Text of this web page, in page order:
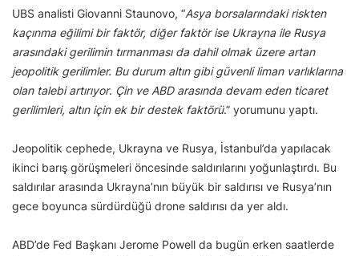
UBS analisti Giovanni Staunovo, “Asya borsalarındaki riskten
kaçınma eğilimi bir faktör, diğer faktör ise Ukrayna ile Rusya
arasındaki gerilimin tırmanması da dahil olmak üzere artan
jeopolitik gerilimler. Bu durum altın gibi güvenli liman varlıklarına
olan talebi artırıyor. Çin ve ABD arasında devam eden ticaret
gerilimleri, altın için ek bir destek faktörü.” yorumunu yaptı.
Jeopolitik cephede, Ukrayna ve Rusya, İstanbul’da yapılacak
ikinci barış görüşmeleri öncesinde saldırılarını yoğunlaştırdı. Bu
saldırılar arasında Ukrayna’nın büyük bir saldırısı ve Rusya’nın
gece boyunca sürdürdüğü drone saldırısı da yer aldı.
ABD’de Fed Başkanı Jerome Powell da bugün erken saatlerde